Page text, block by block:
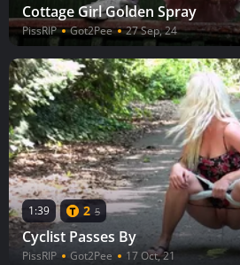
Cottage Girl Golden Spray
PissRIP Got2Pee 27 Sep, 24
1:39 2 5
Cyclist Passes By
PissRIP Got2Pee 17 Oct, 21